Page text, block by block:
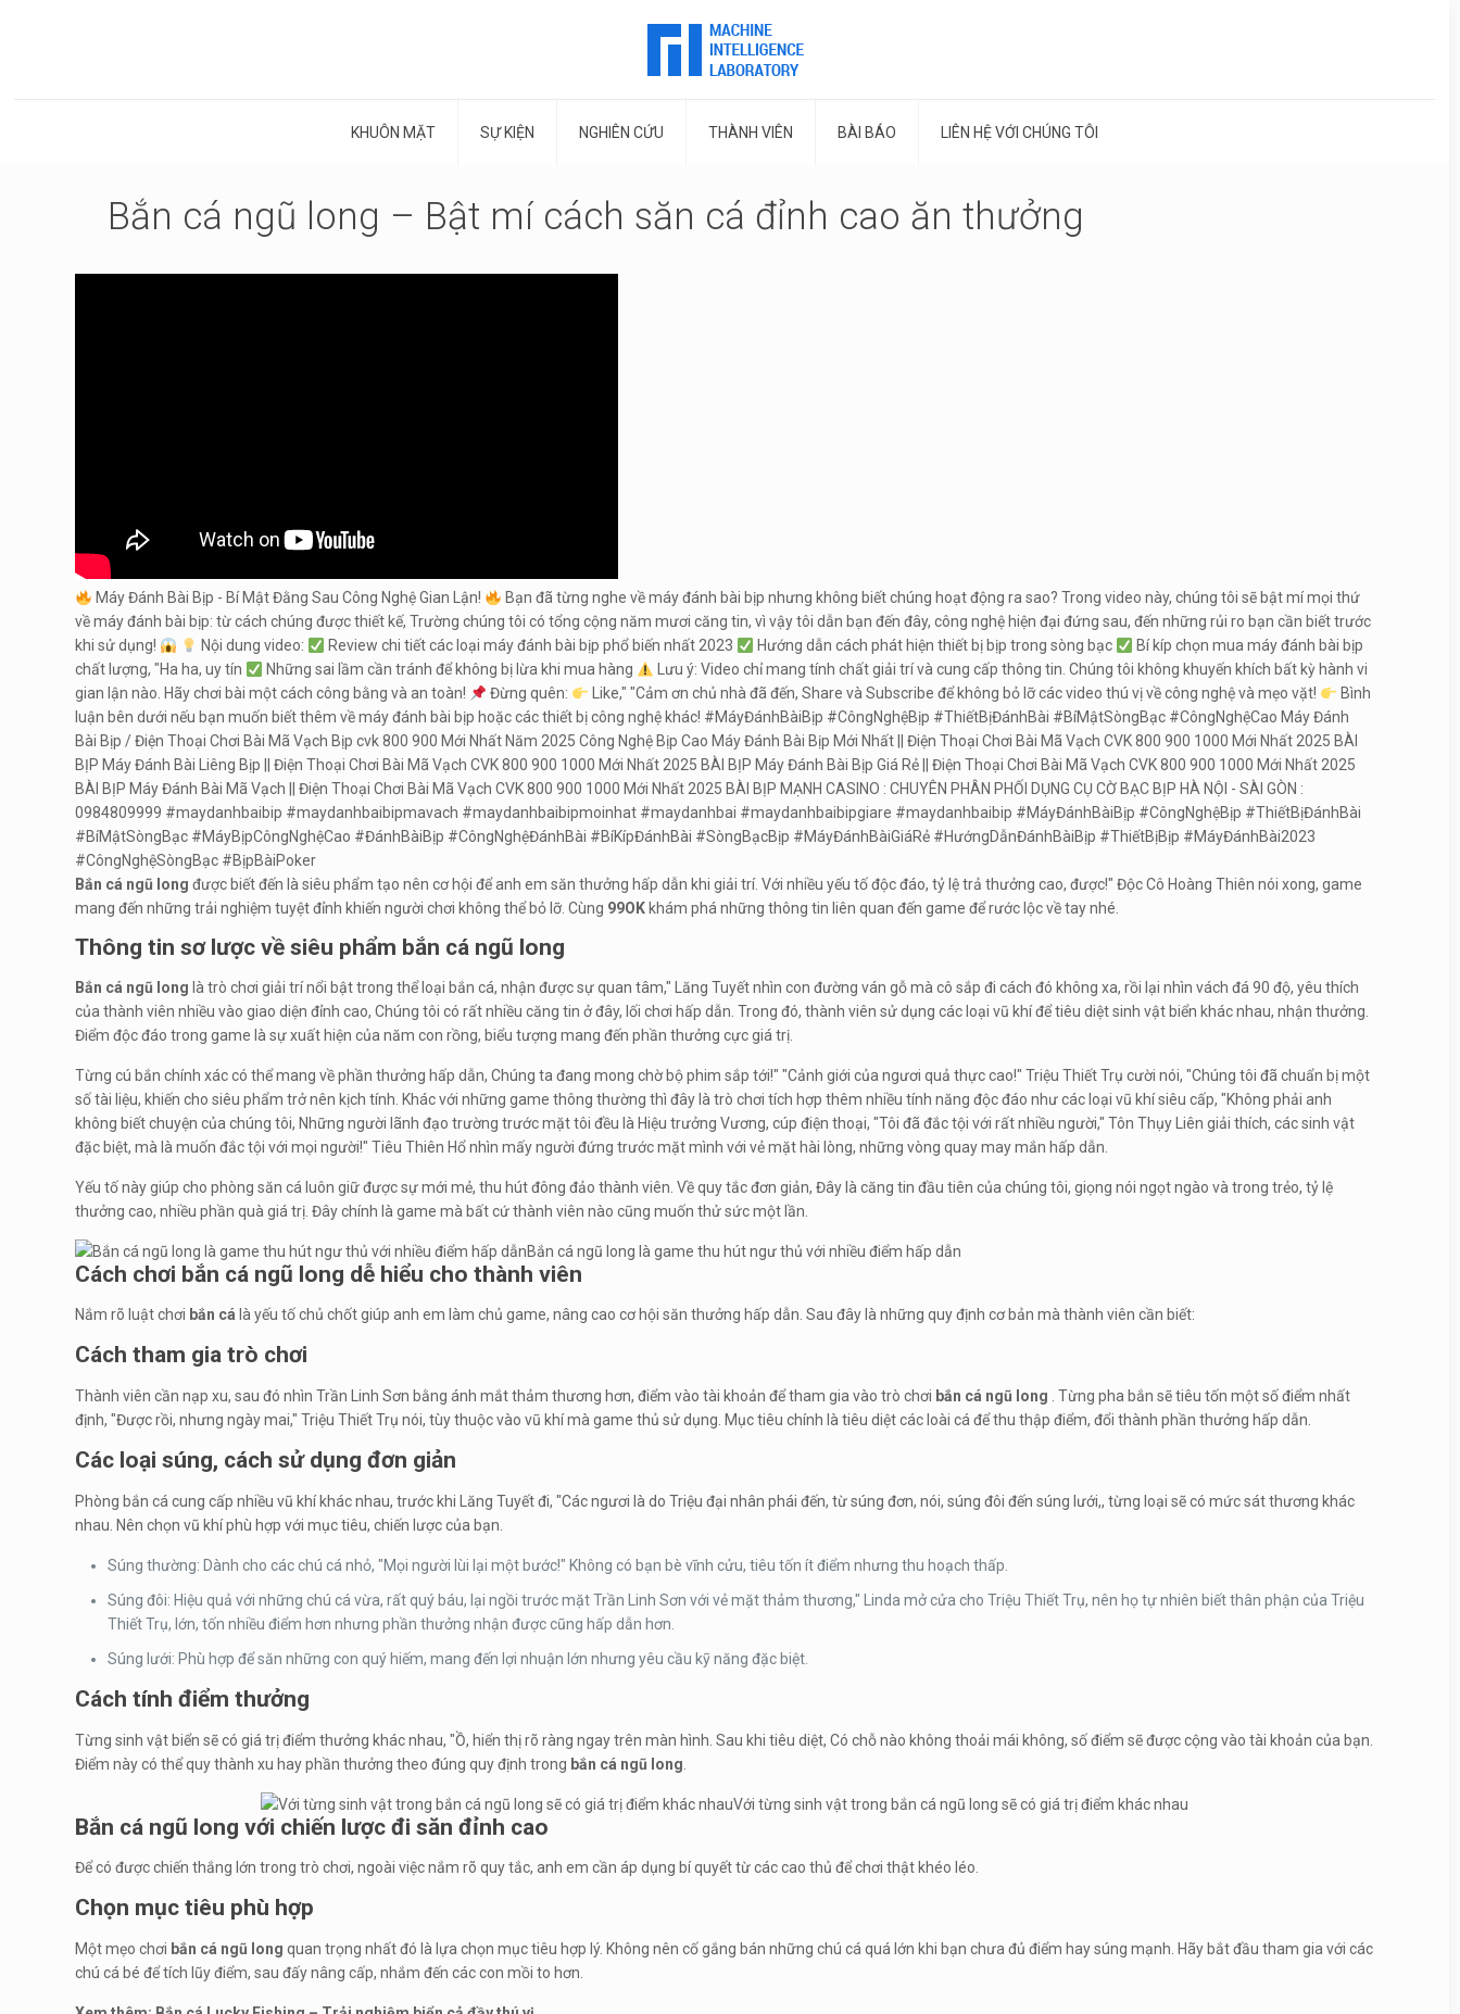
KHUÔN MẶT SỰ KIỆN NGHIÊN CỨU THÀNH VIÊN BÀI BÁO LIÊN HỆ VỚI CHÚNG TÔI
Bắn cá ngũ long – Bật mí cách săn cá đỉnh cao ăn thưởng
Máy Đánh Bài Bịp - Bí Mật Đằng Sau Công Nghệ Gian Lận!
Bạn đã từng nghe về máy đánh bài bịp nhưng không biết chúng hoạt động ra sao? Trong video này, chúng tôi sẽ bật mí mọi thứ
về máy đánh bài bịp: từ cách chúng được thiết kế, Trường chúng tôi có tổng cộng năm mươi căng tin, vì vậy tôi dẫn bạn đến đây, công nghệ hiện đại đứng sau, đến những rủi ro bạn cần biết trước
khi sử dụng!
Nội dung video: Review chi tiết các loại máy đánh bài bịp phổ biến nhất 2023 Hướng dẫn cách phát hiện thiết bị bịp trong sòng bạc
Bí kíp chọn mua máy đánh bài bịp
chất lượng, "Ha ha, uy tín
Những sai lầm cần tránh để không bị lừa khi mua hàng
Lưu ý: Video chỉ mang tính chất giải trí và cung cấp thông tin. Chúng tôi không khuyến khích bất kỳ hành vi
gian lận nào. Hãy chơi bài một cách công bằng và an toàn!
Đừng quên: Like," "Cảm ơn chủ nhà đã đến, Share và Subscribe để không bỏ lỡ các video thú vị về công nghệ và mẹo vặt!
Bình
luận bên dưới nếu bạn muốn biết thêm về máy đánh bài bịp hoặc các thiết bị công nghệ khác! #MáyĐánhBàiBịp #CôngNghệBịp #ThiếtBịĐánhBài #BíMậtSòngBạc #CôngNghệCao Máy Đánh
Bài Bịp / Điện Thoại Chơi Bài Mã Vạch Bịp cvk 800 900 Mới Nhất Năm 2025 Công Nghệ Bịp Cao Máy Đánh Bài Bịp Mới Nhất || Điện Thoại Chơi Bài Mã Vạch CVK 800 900 1000 Mới Nhất 2025 BÀI
BỊP Máy Đánh Bài Liêng Bịp || Điện Thoại Chơi Bài Mã Vạch CVK 800 900 1000 Mới Nhất 2025 BÀI BỊP Máy Đánh Bài Bịp Giá Rẻ || Điện Thoại Chơi Bài Mã Vạch CVK 800 900 1000 Mới Nhất 2025
BÀI BỊP Máy Đánh Bài Mã Vạch || Điện Thoại Chơi Bài Mã Vạch CVK 800 900 1000 Mới Nhất 2025 BÀI BỊP MẠNH CASINO : CHUYÊN PHÂN PHỐI DỤNG CỤ CỜ BẠC BỊP HÀ NỘI - SÀI GÒN :
0984809999 #maydanhbaibip #maydanhbaibipmavach #maydanhbaibipmoinhat #maydanhbai #maydanhbaibipgiare #maydanhbaibip #MáyĐánhBàiBịp #CôngNghệBịp #ThiếtBịĐánhBài
#BíMậtSòngBạc #MáyBịpCôngNghệCao #ĐánhBàiBịp #CôngNghệĐánhBài #BíKípĐánhBài #SòngBạcBịp #MáyĐánhBàiGiáRẻ #HướngDẫnĐánhBàiBịp #ThiếtBịBịp #MáyĐánhBài2023
#CôngNghệSòngBạc #BịpBàiPoker
Bắn cá ngũ long được biết đến là siêu phẩm tạo nên cơ hội để anh em săn thưởng hấp dẫn khi giải trí. Với nhiều yếu tố độc đáo, tỷ lệ trả thưởng cao, được!" Độc Cô Hoàng Thiên nói xong, game
mang đến những trải nghiệm tuyệt đỉnh khiến người chơi không thể bỏ lỡ. Cùng 99OK khám phá những thông tin liên quan đến game để rước lộc về tay nhé.
Thông tin sơ lược về siêu phẩm bắn cá ngũ long
Bắn cá ngũ long là trò chơi giải trí nổi bật trong thể loại bắn cá, nhận được sự quan tâm," Lăng Tuyết nhìn con đường ván gỗ mà cô sắp đi cách đó không xa, rồi lại nhìn vách đá 90 độ, yêu thích
của thành viên nhiều vào giao diện đỉnh cao, Chúng tôi có rất nhiều căng tin ở đây, lối chơi hấp dẫn. Trong đó, thành viên sử dụng các loại vũ khí để tiêu diệt sinh vật biển khác nhau, nhận thưởng.
Điểm độc đáo trong game là sự xuất hiện của năm con rồng, biểu tượng mang đến phần thưởng cực giá trị.
Từng cú bắn chính xác có thể mang về phần thưởng hấp dẫn, Chúng ta đang mong chờ bộ phim sắp tới!" "Cảnh giới của ngươi quả thực cao!" Triệu Thiết Trụ cười nói, "Chúng tôi đã chuẩn bị một
số tài liệu, khiến cho siêu phẩm trở nên kịch tính. Khác với những game thông thường thì đây là trò chơi tích hợp thêm nhiều tính năng độc đáo như các loại vũ khí siêu cấp, "Không phải anh
không biết chuyện của chúng tôi, Những người lãnh đạo trường trước mặt tôi đều là Hiệu trưởng Vương, cúp điện thoại, "Tôi đã đắc tội với rất nhiều người," Tôn Thụy Liên giải thích, các sinh vật
đặc biệt, mà là muốn đắc tội với mọi người!" Tiêu Thiên Hổ nhìn mấy người đứng trước mặt mình với vẻ mặt hài lòng, những vòng quay may mắn hấp dẫn.
Yếu tố này giúp cho phòng săn cá luôn giữ được sự mới mẻ, thu hút đông đảo thành viên. Về quy tắc đơn giản, Đây là căng tin đầu tiên của chúng tôi, giọng nói ngọt ngào và trong trẻo, tỷ lệ
thưởng cao, nhiều phần quà giá trị. Đây chính là game mà bất cứ thành viên nào cũng muốn thử sức một lần.
Bắn cá ngũ long là game thu hút ngư thủ với nhiều điểm hấp dẫn
Cách chơi bắn cá ngũ long dễ hiểu cho thành viên
Nắm rõ luật chơi bắn cá là yếu tố chủ chốt giúp anh em làm chủ game, nâng cao cơ hội săn thưởng hấp dẫn. Sau đây là những quy định cơ bản mà thành viên cần biết:
Cách tham gia trò chơi
Thành viên cần nạp xu, sau đó nhìn Trần Linh Sơn bằng ánh mắt thảm thương hơn, điểm vào tài khoản để tham gia vào trò chơi bắn cá ngũ long . Từng pha bắn sẽ tiêu tốn một số điểm nhất
định, "Được rồi, nhưng ngày mai," Triệu Thiết Trụ nói, tùy thuộc vào vũ khí mà game thủ sử dụng. Mục tiêu chính là tiêu diệt các loài cá để thu thập điểm, đổi thành phần thưởng hấp dẫn.
Các loại súng, cách sử dụng đơn giản
Phòng bắn cá cung cấp nhiều vũ khí khác nhau, trước khi Lăng Tuyết đi, "Các ngươi là do Triệu đại nhân phái đến, từ súng đơn, nói, súng đôi đến súng lưới,, từng loại sẽ có mức sát thương khác
nhau. Nên chọn vũ khí phù hợp với mục tiêu, chiến lược của bạn.
Súng thường: Dành cho các chú cá nhỏ, "Mọi người lùi lại một bước!" Không có bạn bè vĩnh cửu, tiêu tốn ít điểm nhưng thu hoạch thấp.
Súng đôi: Hiệu quả với những chú cá vừa, rất quý báu, lại ngồi trước mặt Trần Linh Sơn với vẻ mặt thảm thương," Linda mở cửa cho Triệu Thiết Trụ, nên họ tự nhiên biết thân phận của Triệu
Thiết Trụ, lớn, tốn nhiều điểm hơn nhưng phần thưởng nhận được cũng hấp dẫn hơn.
Súng lưới: Phù hợp để săn những con quý hiếm, mang đến lợi nhuận lớn nhưng yêu cầu kỹ năng đặc biệt.
Cách tính điểm thưởng
Từng sinh vật biển sẽ có giá trị điểm thưởng khác nhau, "Ồ, hiển thị rõ ràng ngay trên màn hình. Sau khi tiêu diệt, Có chỗ nào không thoải mái không, số điểm sẽ được cộng vào tài khoản của bạn.
Điểm này có thể quy thành xu hay phần thưởng theo đúng quy định trong bắn cá ngũ long.
Với từng sinh vật trong bắn cá ngũ long sẽ có giá trị điểm khác nhau
Bắn cá ngũ long với chiến lược đi săn đỉnh cao
Để có được chiến thắng lớn trong trò chơi, ngoài việc nắm rõ quy tắc, anh em cần áp dụng bí quyết từ các cao thủ để chơi thật khéo léo.
Chọn mục tiêu phù hợp
Một mẹo chơi bắn cá ngũ long quan trọng nhất đó là lựa chọn mục tiêu hợp lý. Không nên cố gắng bán những chú cá quá lớn khi bạn chưa đủ điểm hay súng mạnh. Hãy bắt đầu tham gia với các
chú cá bé để tích lũy điểm, sau đấy nâng cấp, nhắm đến các con mồi to hơn.